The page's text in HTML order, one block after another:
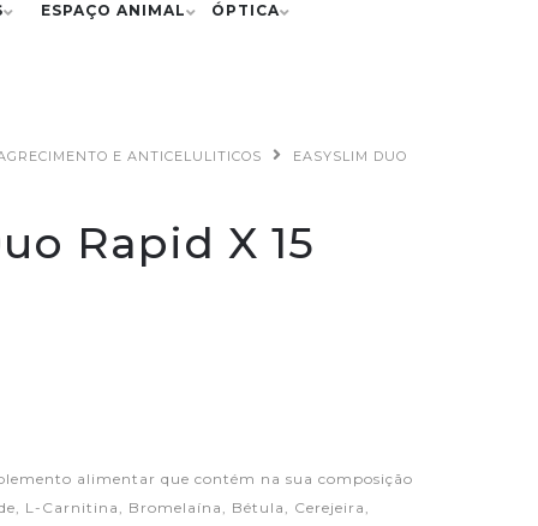
ESPAÇO ANIMAL ÓPTICA
E ANTICELULITICOS
EASYSLIM DUO
Rapid X 15
alimentar que contém na sua composição
L-Carnitina, Bromelaína, Bétula, Cerejeira,